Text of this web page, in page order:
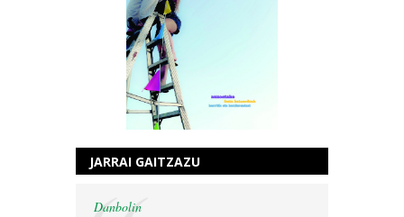
JARRAI GAITZAZU
Danbolin